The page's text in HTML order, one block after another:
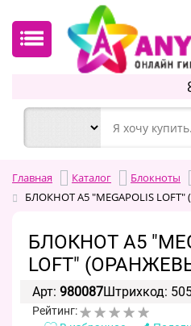
Главная Каталог Блокноты
БЛОКНОТ А5 "MEGAPOLIS
БЛОКНОТ А5
LOFT"
Арт: 980087Штрихкод:
Рейтинг: